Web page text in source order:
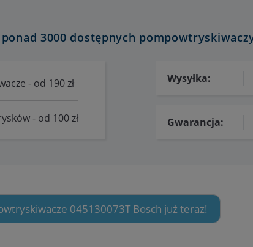
3000 dostępnych
- od 190 zł
- od 100 zł
Wysyłka:
Gwarancja:
045130073T Bosch już teraz!